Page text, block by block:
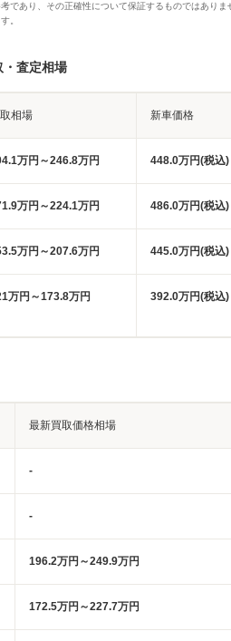
あり、その正確性について保証するものではありま
。
査定相場
相場 新車価格
万円～246.8万円 448.0万円(税込)
万円～224.1万円 486.0万円(税込)
万円～207.6万円 445.0万円(税込)
万円～173.8万円 392.0万円(税込)
最新買取価格相場
-
-
196.2万円～249.9万円
172.5万円～227.7万円